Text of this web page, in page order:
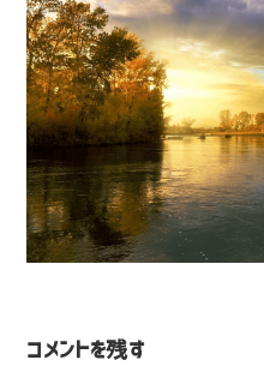
コメントを残す